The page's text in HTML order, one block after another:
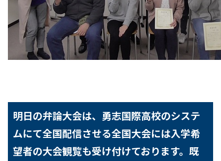
明日の弁論大会は、勇志国際高校のシステ
ムにて全国配信させる全国大会には入学希
望者の大会観覧も受け付けております。既